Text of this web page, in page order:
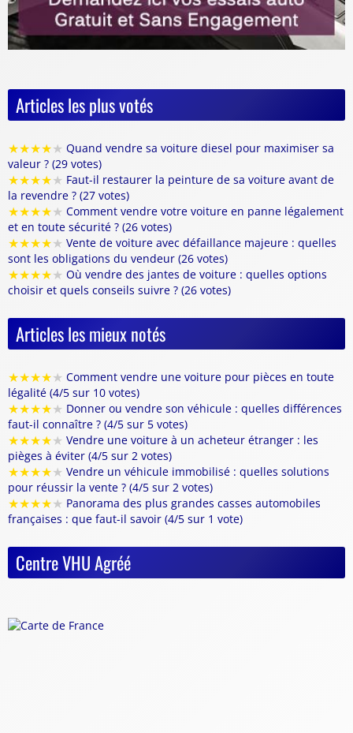
Articles les plus votés
★★★★★ Quand vendre sa voiture diesel pour maximiser sa
valeur ? (29 votes)
★★★★★ Faut-il restaurer la peinture de sa voiture avant de
la revendre ? (27 votes)
★★★★★ Comment vendre votre voiture en panne légalement
et en toute sécurité ? (26 votes)
★★★★★ Vente de voiture avec défaillance majeure : quelles
sont les obligations du vendeur (26 votes)
★★★★★ Où vendre des jantes de voiture : quelles options
choisir et quels conseils suivre ? (26 votes)
Articles les mieux notés
★★★★★ Comment vendre une voiture pour pièces en toute
légalité (4/5 sur 10 votes)
★★★★★ Donner ou vendre son véhicule : quelles différences
faut-il connaître ? (4/5 sur 5 votes)
★★★★★ Vendre une voiture à un acheteur étranger : les
pièges à éviter (4/5 sur 2 votes)
★★★★★ Vendre un véhicule immobilisé : quelles solutions
pour réussir la vente ? (4/5 sur 2 votes)
★★★★★ Panorama des plus grandes casses automobiles
françaises : que faut-il savoir (4/5 sur 1 vote)
Centre VHU Agréé